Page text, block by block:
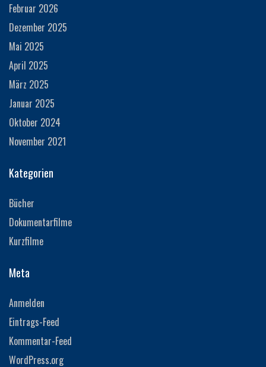
Februar 2026
Dezember 2025
Mai 2025
April 2025
März 2025
Januar 2025
Oktober 2024
November 2021
Kategorien
Bücher
Dokumentarfilme
Kurzfilme
Meta
Anmelden
Eintrags-Feed
Kommentar-Feed
WordPress.org